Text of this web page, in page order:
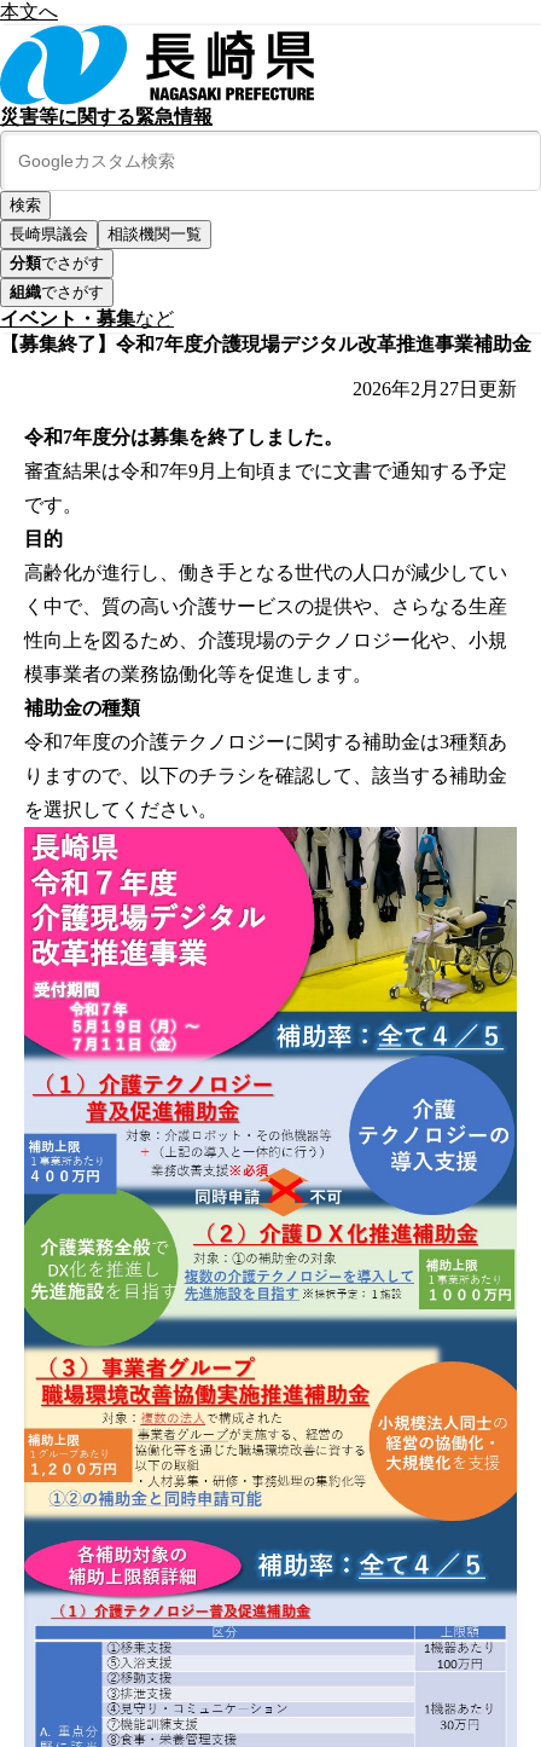
本文へ
災害等に関する緊急情報
長崎県議会
相談機関一覧
分類でさがす
組織でさがす
イベント・募集など
【募集終了】令和7年度介護現場デジタル改革推進事業補助金
2026年2月27日 更新
令和7年度分は募集を終了しました。
審査結果は令和7年9月上旬頃までに文書で通知する予定
です。
目的
高齢化が進行し、働き手となる世代の人口が減少してい
く中で、質の高い介護サービスの提供や、さらなる生産
性向上を図るため、介護現場のテクノロジー化や、小規
模事業者の業務協働化等を促進します。
補助金の種類
令和7年度の介護テクノロジーに関する補助金は3種類あ
りますので、以下のチラシを確認して、該当する補助金
を選択してください。